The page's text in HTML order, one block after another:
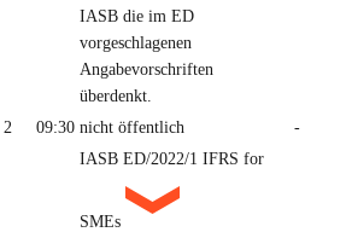
IASB die im ED
vorgeschlagenen
Angabevorschriften
überdenkt.
2 09:30 nicht öffentlich -
IASB ED/2022/1 IFRS for
SMEs